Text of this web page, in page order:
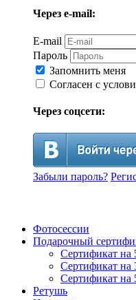
Через e-mail:
E-mail
Пароль
Запомнить меня
Согласен с
Через соцсети:
Забыли пароль?
Фотосессии
Подарочный
Сертификат на
Сертификат на
Сертификат на
Ретушь